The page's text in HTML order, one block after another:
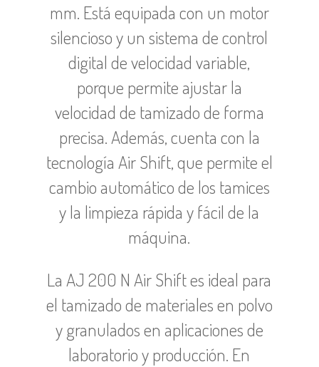
mm. Está equipada con un motor
silencioso y un sistema de control
digital de velocidad variable,
porque permite ajustar la
velocidad de tamizado de forma
precisa. Además, cuenta con la
tecnología Air Shift, que permite el
cambio automático de los tamices
y la limpieza rápida y fácil de la
máquina.
La AJ 200 N Air Shift es ideal para
el tamizado de materiales en polvo
y granulados en aplicaciones de
laboratorio y producción. En